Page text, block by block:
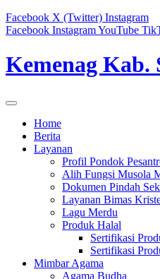
Facebook X (Twitter) Instagram
Facebook InstagramYouTube
Kemenag Kab.
Home
Berita
Layanan
Profil Pondok
Alih Fungsi Musola
Dokumen Pindah
Layanan Bimas
Lagu Merdu
Produk Halal
Sertifikasi
Sertifikasi
Mimbar Agama
Agama Budha